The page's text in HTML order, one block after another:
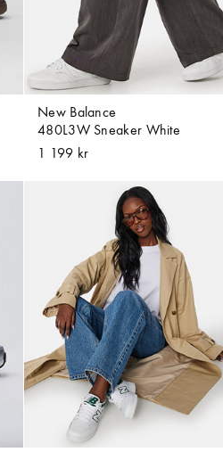
New Balance
480L3W Sneaker White
1 199 kr